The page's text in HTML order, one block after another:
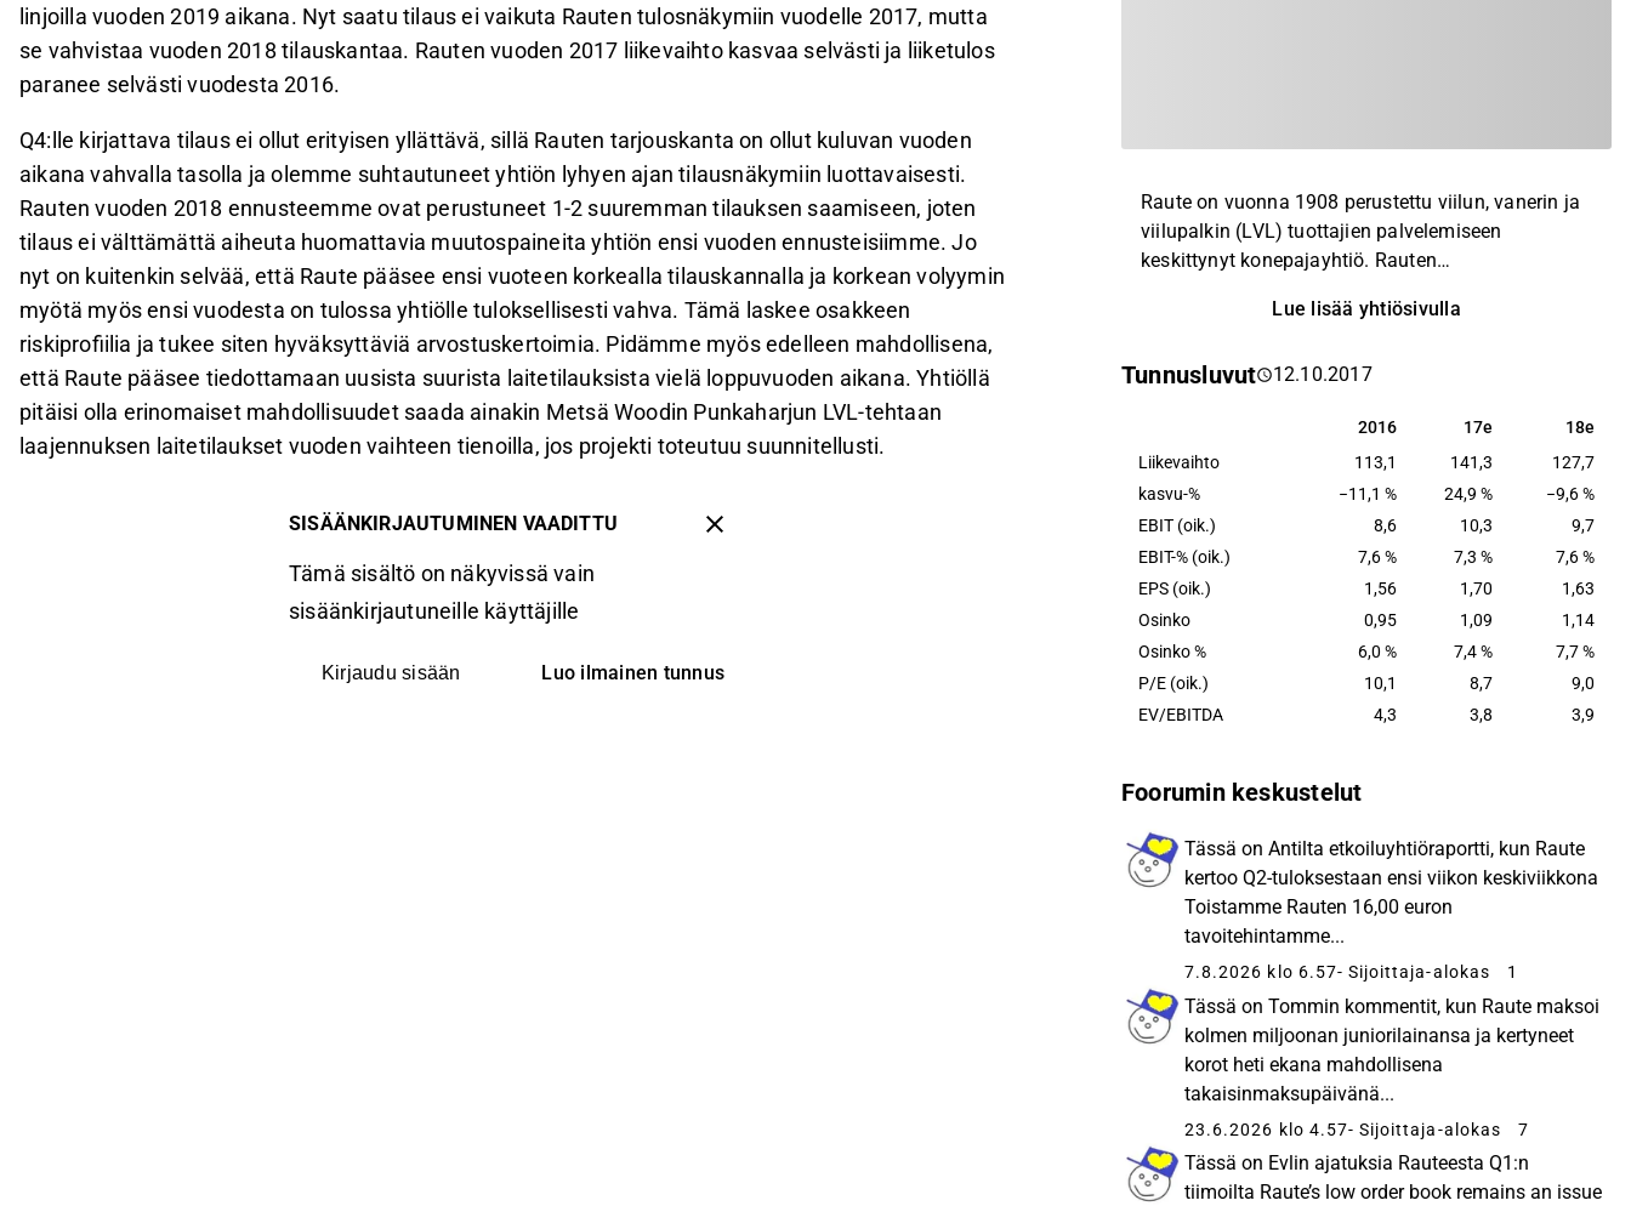
linjoilla vuoden 2019 aikana. Nyt saatu tilaus ei vaikuta Rauten tulosnäkymiin vuodelle 2017, mutta
se vahvistaa vuoden 2018 tilauskantaa. Rauten vuoden 2017 liikevaihto kasvaa selvästi ja liiketulos
paranee selvästi vuodesta 2016.
Q4:lle kirjattava tilaus ei ollut erityisen yllättävä, sillä Rauten tarjouskanta on ollut kuluvan vuoden
aikana vahvalla tasolla ja olemme suhtautuneet yhtiön lyhyen ajan tilausnäkymiin luottavaisesti.
Rauten vuoden 2018 ennusteemme ovat perustuneet 1-2 suuremman tilauksen saamiseen, joten
tilaus ei välttämättä aiheuta huomattavia muutospaineita yhtiön ensi vuoden ennusteisiimme. Jo
nyt on kuitenkin selvää, että Raute pääsee ensi vuoteen korkealla tilauskannalla ja korkean volyymin
myötä myös ensi vuodesta on tulossa yhtiölle tuloksellisesti vahva. Tämä laskee osakkeen
riskiprofiilia ja tukee siten hyväksyttäviä arvostuskertoimia. Pidämme myös edelleen mahdollisena,
että Raute pääsee tiedottamaan uusista suurista laitetilauksista vielä loppuvuoden aikana. Yhtiöllä
pitäisi olla erinomaiset mahdollisuudet saada ainakin Metsä Woodin Punkaharjun LVL-tehtaan
laajennuksen laitetilaukset vuoden vaihteen tienoilla, jos projekti toteutuu suunnitellusti.
SISÄÄNKIRJAUTUMINEN VAADITTU
Tämä sisältö on näkyvissä vain
sisäänkirjautuneille käyttäjille
Kirjaudu sisään Luo ilmainen tunnus
Raute on vuonna 1908 perustettu viilun, vanerin ja
viilupalkin (LVL) tuottajien palvelemiseen
keskittynyt konepajayhtiö. Rauten
tuotantoprosessin koneet ja laitteet sekä niihin
kapean niche-segmenttinsä markkinajohtaja
maailmassa, joka pystyy toimittamaan kokonaisen
vaneri- tai LVL-tehtaan vaatimat tuotantokoneet.
Yhtiöllä on tuotantoyksiköitä esimerkiksi Aasiassa
ja Yhdysvalloissa.
Lue lisää yhtiösivulla
Tunnusluvut 12.10.2017
2016 17e 18e
2016 17e
18e
Liikevaihto
113,1 141,3
127,7
kasvu-%
−11,1 % 24,9 %
−9,6 %
EBIT (oik.)
8,6 10,3
9,7
EBIT-% (oik.)
7,6 % 7,3 %
7,6 %
EPS (oik.)
1,56 1,70
1,63
Osinko
0,95 1,09
1,14
Osinko %
6,0 % 7,4 %
7,7 %
P/E (oik.)
10,1 8,7
9,0
EV/EBITDA
4,3 3,8 3,9
Foorumin keskustelut
Tässä on Antilta etkoiluyhtiöraportti, kun Raute
kertoo Q2-tuloksestaan ensi viikon keskiviikkona
Toistamme Rauten 16,00 euron
tavoitehintamme...
7.8.2026 klo 6.57- Sijoittaja-alokas 1
Tässä on Tommin kommentit, kun Raute maksoi
kolmen miljoonan juniorilainansa ja kertyneet
korot heti ekana mahdollisena
takaisinmaksupäivänä...
23.6.2026 klo 4.57- Sijoittaja-alokas 7
Tässä on Evlin ajatuksia Rauteesta Q1:n
tiimoilta Raute’s low order book remains an issue